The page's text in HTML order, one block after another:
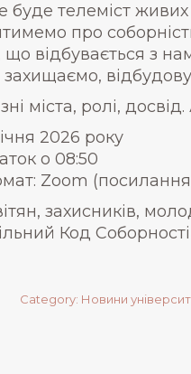
буде телеміст
про
що відбувається з
міста, ролі,
2026 року
о 08:50
Zoom
захисників,
Код
Category: Новини